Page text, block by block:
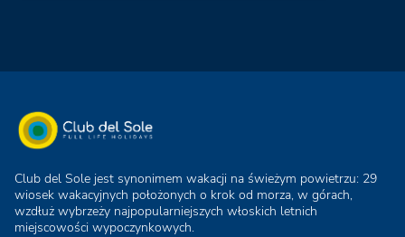
Club del Sole jest synonimem wakacji na świeżym powietrzu: 29
wiosek wakacyjnych położonych o krok od morza, w górach,
wzdłuż wybrzeży najpopularniejszych włoskich letnich
miejscowości wypoczynkowych.